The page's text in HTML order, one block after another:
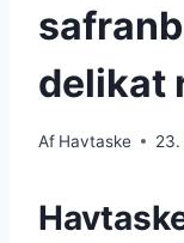
delikat
Af Havtaske